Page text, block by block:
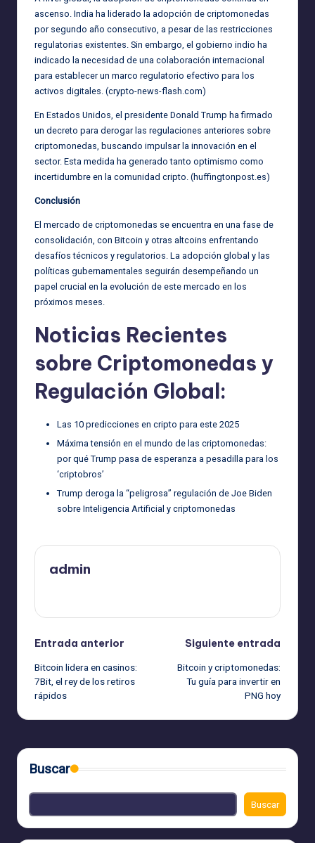
ascenso. India ha liderado la adopción de criptomonedas
por segundo año consecutivo, a pesar de las restricciones
regulatorias existentes. Sin embargo, el gobierno indio ha
indicado la necesidad de una colaboración internacional
para establecer un marco regulatorio efectivo para los
activos digitales. (crypto-news-flash.com)
En Estados Unidos, el presidente Donald Trump ha firmado
un decreto para derogar las regulaciones anteriores sobre
criptomonedas, buscando impulsar la innovación en el
sector. Esta medida ha generado tanto optimismo como
incertidumbre en la comunidad cripto. (huffingtonpost.es)
Conclusión
El mercado de criptomonedas se encuentra en una fase de
consolidación, con Bitcoin y otras altcoins enfrentando
desafíos técnicos y regulatorios. La adopción global y las
políticas gubernamentales seguirán desempeñando un
papel crucial en la evolución de este mercado en los
próximos meses.
Noticias Recientes
sobre Criptomonedas y
Regulación Global:
Las 10 predicciones en cripto para este 2025
Máxima tensión en el mundo de las criptomonedas:
por qué Trump pasa de esperanza a pesadilla para los
‘criptobros’
Trump deroga la “peligrosa” regulación de Joe Biden
sobre Inteligencia Artificial y criptomonedas
admin
Navegación
de
entradas
Entrada anterior
Bitcoin lidera en casinos:
7Bit, el rey de los retiros
rápidos
Siguiente entrada
Bitcoin y criptomonedas:
Tu guía para invertir en
PNG hoy
Buscar
Buscar